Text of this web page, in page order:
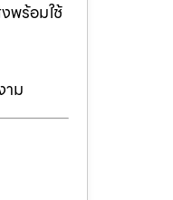
พร้อมใช้
าม